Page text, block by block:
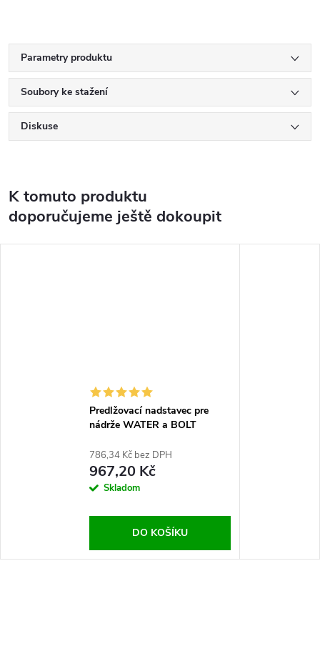
Parametry produktu
Soubory ke stažení
Diskuse
K tomuto produktu
doporučujeme ještě dokoupit
Predlžovací nadstavec pre
nádrže WATER a BOLT
786,34 Kč bez DPH
967,20 Kč
Skladom
DO KOŠÍKU